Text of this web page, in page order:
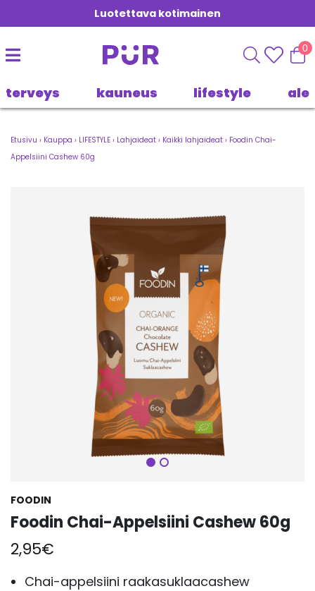
Luotettava kotimainen
0
terveys kauneus lifestyle ale
Etusivu › Kauppa › LIFESTYLE › Lahjaideat › Kaikki lahjaideat › Foodin Chai-
Appelsiini Cashew 60g
Seuraava
FOODIN
Foodin Chai-Appelsiini Cashew 60g
2,95€
Chai-appelsiini raakasuklaacashew